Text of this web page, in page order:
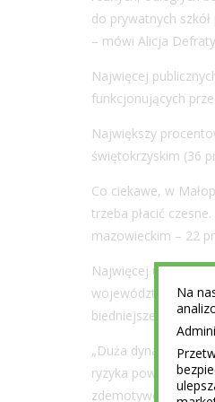
do prywatnych
– mówi Alicja
Najwięcej
funkcjonujących
Największy
świętokrzyskim (36
Co ciekawe, w
trzeba płacić
mazowieckim – 22
Najwięcej uczniów
województwie
biedniejsze
„Duża dynamika
ryzyka powszechnie
zdemotywowanych
Na